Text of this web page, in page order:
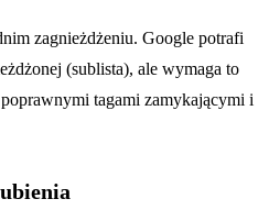
zagnieżdżeniu. Google potrafi
(sublista), ale wymaga to
tagami zamykającymi i